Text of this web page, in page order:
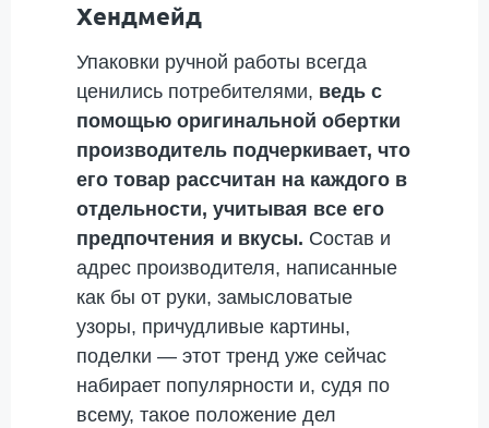
Хендмейд
Упаковки ручной работы всегда
ценились потребителями, ведь с
помощью оригинальной обертки
производитель подчеркивает, что
его товар рассчитан на каждого в
отдельности, учитывая все его
предпочтения и вкусы. Состав и
адрес производителя, написанные
как бы от руки, замысловатые
узоры, причудливые картины,
поделки — этот тренд уже сейчас
набирает популярности и, судя по
всему, такое положение дел